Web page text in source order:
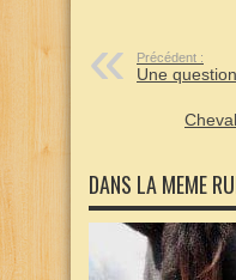
Précédent :
Une
DANS LA MEME